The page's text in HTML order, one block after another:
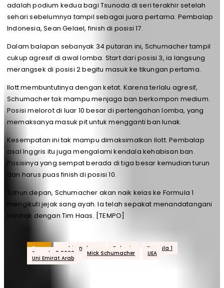
adalah podium kedua bagi Tsunoda di seri terakhir setelah
sehari sebelumnya tampil sebagai juara pertama. Pembalap
Indonesia, Sean Gelael, finish di posisi 17.
Dalam balapan sebanyak 34 putaran ini, Schumacher tampil
cukup agresif di awal lomba. Start dari posisi 3, ia langsung
merangsek di posisi 2 begitu masuk ke tikungan pertama.
Ilott membuntutinya dengan ketat. Karena terlalu agresif,
Schumacher tak mampu menjaga ban berkompon medium.
Posisi melorot di luar 10 besar di pertengahan lomba, yang
memaksanya masuk pit untuk mengganti ban lunak.
Kesempatan ini tak mampu dimaksimalkan Ilott. Pembalap
asal Inggris itu juga mengalami kendala kehabisan ban.
Posisinya yang sempat berada di tiga besar kemudian turun
dan harus puas finish di posisi 10.
Tahun depan, Schumacher akan naik kelas ke Formula 1
mengikuti jejak sang ayah. Ia telah sepakat menandatangani
kontrak dengan Tim Haas. [TEMPO]
Tags acehjurnal.com Bahrain Formula 1
Formula 2 2020 Mick Schumacher UEA
Uni Emirat Arab